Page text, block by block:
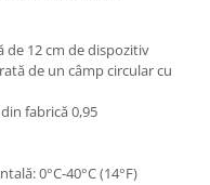
de 12 cm de dispozitiv
de un câmp circular cu
fabrică 0,95
0°C-40°C (14°F)